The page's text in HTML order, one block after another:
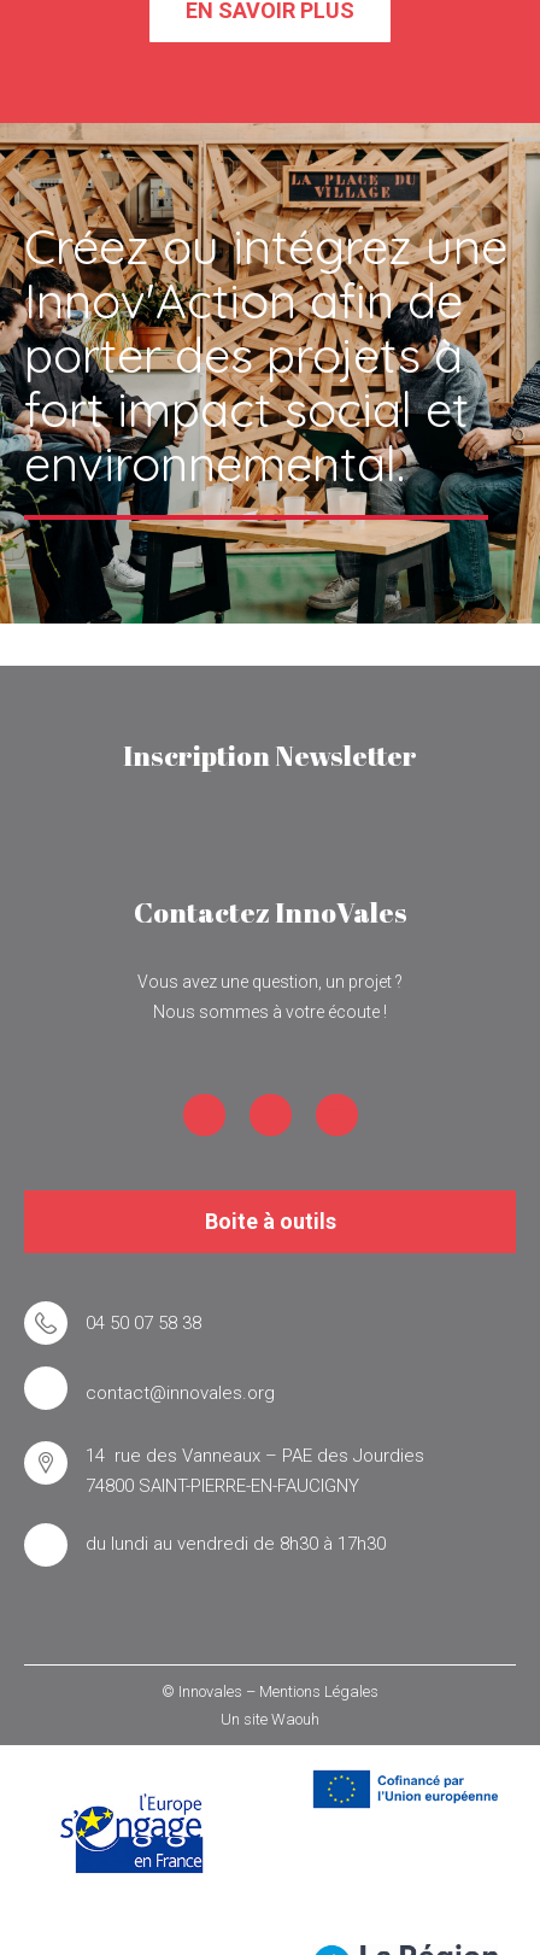
EN SAVOIR PLUS
Créez ou intégrez une
Innov'Action afin de
porter des projets à
fort impact social et
environnemental.
Inscription Newsletter
Contactez InnoVales
Vous avez une question, un projet ?
Nous sommes à votre écoute !
FacebookLinkedIn YouTube
Boite à outils
04 50 07 58 38
contact@innovales.org
14 rue des Vanneaux – PAE des Jourdies
74800 SAINT-PIERRE-EN-FAUCIGNY
du lundi au vendredi de 8h30 à 17h30
© Innovales – Mentions Légales
Un site Waouh